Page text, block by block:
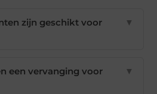
zijn geschikt voor
▼
een vervanging voor
▼